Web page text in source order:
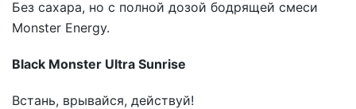
Без сахара, но с полной дозой бодрящей смеси
Monster Energy.
Black Monster Ultra Sunrise
Встань, врывайся, действуй!